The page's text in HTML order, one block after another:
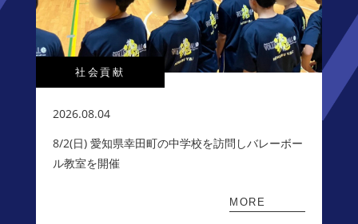
社会貢献
2026.08.04
8/2(日) 愛知県幸田町の中学校を訪問しバレーボー
ル教室を開催
MORE